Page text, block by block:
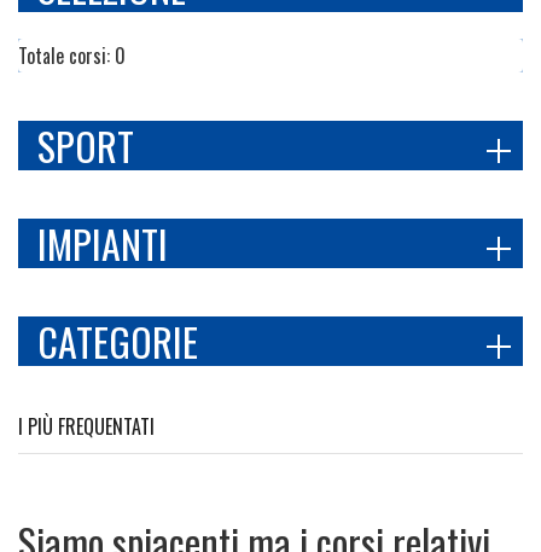
Totale corsi: 0
SPORT
IMPIANTI
CATEGORIE
I PIÙ FREQUENTATI